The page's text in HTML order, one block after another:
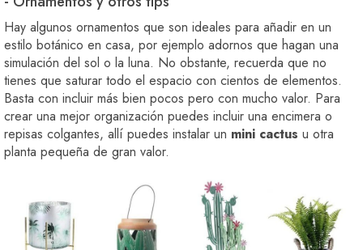
Hay algunos ornamentos que son ideales para añadir en un
estilo botánico en casa, por ejemplo adornos que hagan una
simulación del sol o la luna. No obstante, recuerda que no
tienes que saturar todo el espacio con cientos de elementos.
Basta con incluir más bien pocos pero con mucho valor. Para
crear una mejor organización puedes incluir una encimera o
repisas colgantes, allí puedes instalar un mini cactus u otra
planta pequeña de gran valor.